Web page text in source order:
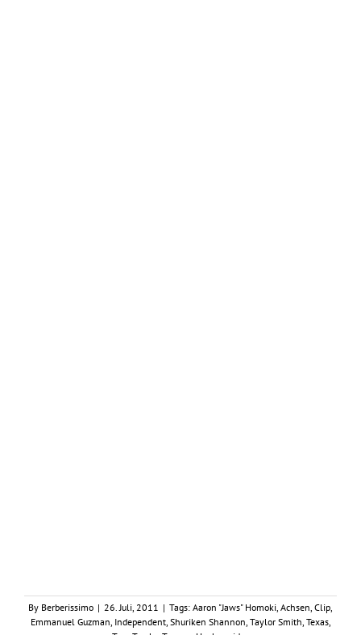
By Berberissimo | 26. Juli, 2011 | Tags: Aaron "Jaws" Homoki Achsen Clip
Emmanuel Guzman Independent, Shuriken Shannon Taylor Smith Texas,